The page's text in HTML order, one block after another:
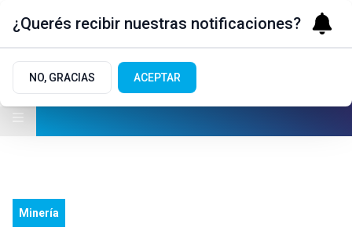
Minería
¿Querés recibir nuestras notificaciones?
NO, GRACIAS ACEPTAR